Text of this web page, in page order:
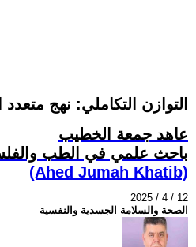
التوازن التكاملي: نهج
عاهد جمعة الخطيب
باحث علمي في الطب
(Ahed Jumah Khatib)
2025 / 4 / 12
الصحة والسلامة الجسدية والنفسية